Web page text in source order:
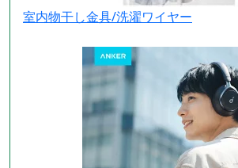
室内物干し金具/洗濯ワイヤー